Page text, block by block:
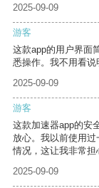
2025-09-09
游客
这款app的用户界面
悉操作。我不用看说
2025-09-09
游客
这款加速器app的安
放心。我以前使用
情况，这让我非常担
2025-09-09